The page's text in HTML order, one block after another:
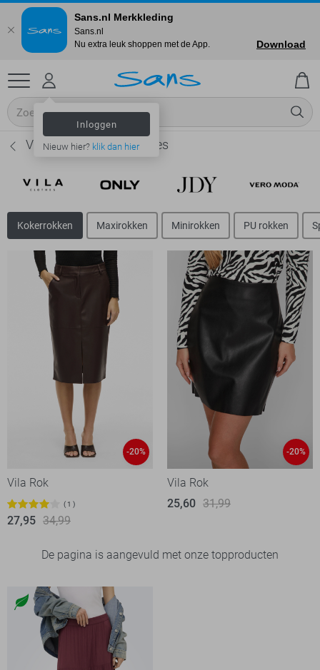
Inloggen
Nieuw hier? klik dan hier
Vila Kokerrokken - Dames
Kokerrokken Maxirokken Minirokken PU rokken
-20%
Vila Rok
1
27,95 34,99
-20%
Vila Rok
25,60 31,99
De pagina is aangevuld met onze topproducten
Sans.nl Merkkleding
Sans.nl
Nu extra leuk shoppen met de App.
Download